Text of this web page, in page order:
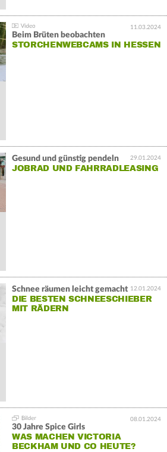
11.03.2024
Beim Brüten beobachten
STORCHENWEBCAMS IN HESSEN
29.01.2024
Gesund und günstig pendeln
JOBRAD UND FAHRRADLEASING
12.01.2024
Schnee räumen leicht gemacht
DIE BESTEN SCHNEESCHIEBER
MIT RÄDERN
08.01.2024
30 Jahre Spice Girls
WAS MACHEN VICTORIA
BECKHAM UND CO HEUTE?